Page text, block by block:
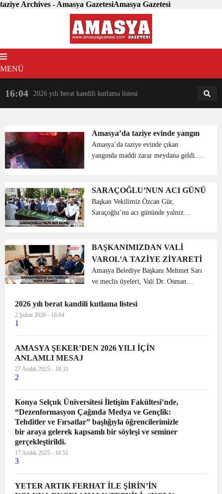
taziye Archives - Amasya GazetesiAmasya Gazetesi
MENÜ
16:04 2026 yılı berat kandili kutlama listesi 18:31
Amasya’da taziye evinde yangın
Amasya’da taziye evinde çıkan
yangında maddi zarar meydana geldi.
henüz bilinmeyen bir şekilde yangın
çıktı. İhbar üzerine j...
SARAÇOĞLU’NUN ACI GÜNÜ
Başkan Vekilimiz Özcan Gür,
Saraçoğlu’nu acı gününde yalnız
Adayı Serpil Saraçoğlu Hanımefendinin
annesi Neşever Saraçoğlu Hanım...
BAŞKANIMIZDAN VALİ
VAROL’A TAZİYE ZİYARETİ
Amasya Belediye Başkanı Mehmet Sarı
ve meclis üyeleri, Vali Dr. Osman
Geçtiğimiz haftalarda babası İsmet
2026 yılı berat kandili kutlama listesi
2 Şubat 2026 - 16:04
1
AMASYA ŞEKER’DEN 2026 YILI İÇİN
ANLAMLI MESAJ
27 Aralık 2025 - 18:31
2
Konya Selçuk Üniversitesi İletişim Fakültesi’nde,
“Dezenformasyon Çağında Medya ve Gençlik:
Tehditler ve Fırsatlar” başlığıyla öğrencilerimizle
bir araya gelerek kapsamlı bir söyleşi ve seminer
gerçekleştirildi.
17 Aralık 2025 - 16:51
3
YETER ARTIK FERHAT İLE ŞİRİN’İN